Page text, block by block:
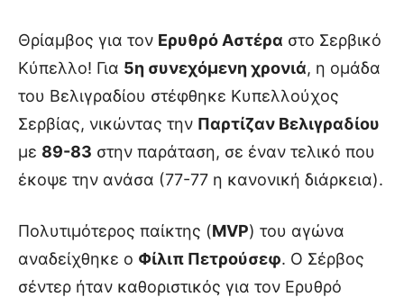
Θρίαμβος για τον Ερυθρό Αστέρα στο Σερβικό
Κύπελλο! Για 5η συνεχόμενη χρονιά, η ομάδα
του Βελιγραδίου στέφθηκε Κυπελλούχος
Σερβίας, νικώντας την Παρτίζαν Βελιγραδίου
με 89-83 στην παράταση, σε έναν τελικό που
έκοψε την ανάσα (77-77 η κανονική διάρκεια).
Πολυτιμότερος παίκτης (MVP) του αγώνα
αναδείχθηκε ο Φίλιπ Πετρούσεφ. Ο Σέρβος
σέντερ ήταν καθοριστικός για τον Ερυθρό